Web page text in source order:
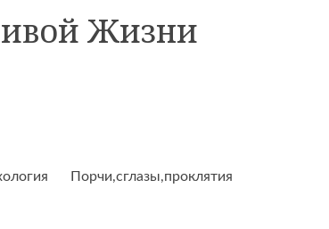
Жизни
Порчи,сглазы,проклятия